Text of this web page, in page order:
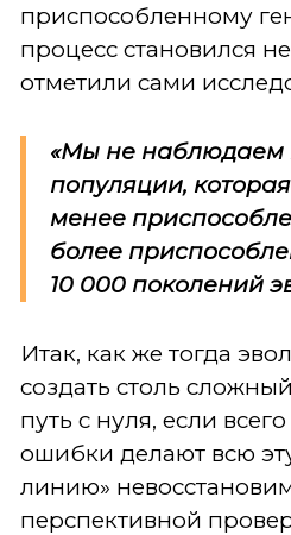
приспособленному
процесс становился
отметили сами
«Мы не наблюдаем
популяции,
менее
более
10 000 поколений
Итак, как же тогда
создать столь
путь с нуля, если
ошибки делают всю
линию»
перспективной